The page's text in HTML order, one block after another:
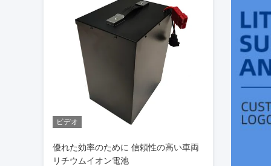
ビデオ
優れた効率のために 信頼性の高い車両
リチウムイオン電池